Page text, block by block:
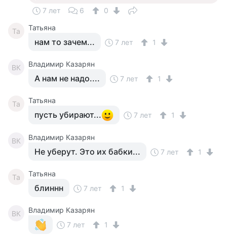
7 лет 6 0
Та Татьяна
нам то зачем... 7 лет 1
ВК Владимир Казарян
А нам не надо.... 7 лет 1
Та Татьяна
пусть убирают... 7 лет 1
ВК Владимир Казарян
Не уберут. Это их бабки... 7 лет 1
Та Татьяна
блиннн 7 лет 1
ВК
Владимир Казарян
7 лет
1